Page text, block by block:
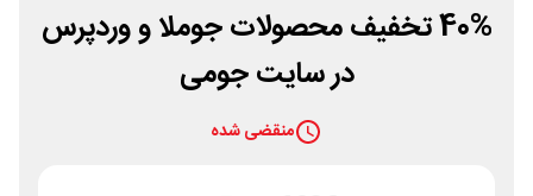
40% تخفیف محصولات جوملا و وردپرس
در سایت جومی
منقضی شده